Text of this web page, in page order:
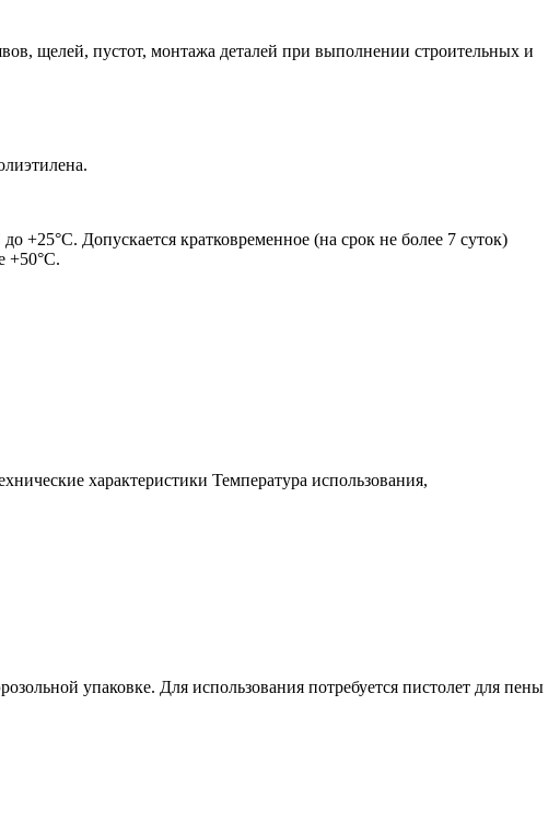
щелей, пустот, монтажа деталей при выполнении строительных и
+25°С. Допускается кратковременное (на срок не более 7 суток)
+50°С.
характеристики Температура использования,
упаковке. Для использования потребуется пистолет для пены